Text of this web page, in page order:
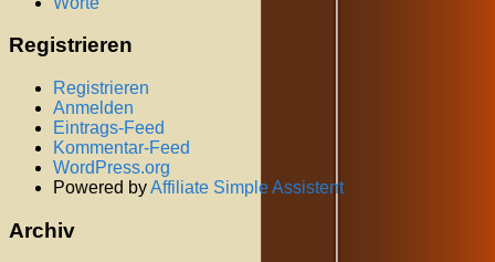
Registrieren
Registrieren
Anmelden
Eintrags-Feed
Kommentar-Feed
WordPress.org
Powered byAffiliate Simple Assistent
Archiv